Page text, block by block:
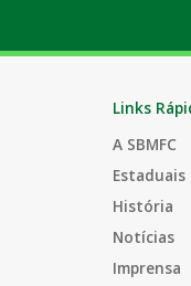
Links
A SBMFC
Estaduais
História
Notícias
Imprensa